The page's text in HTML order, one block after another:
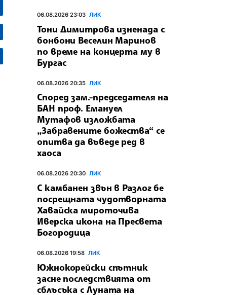
06.08.2026 23:03 ЛИК
Тони Димитрова изненада с
бонбони Веселин Маринов
по време на концерта му в
Бургас
06.08.2026 20:35 ЛИК
Според зам.-председателя на
БАН проф. Емануел
Мутафов изложбата
„Забравените божества“ се
опитва да въведе ред в
хаоса
06.08.2026 20:30 ЛИК
С камбанен звън в Разлог бе
посрещната чудотворната
Хавайска мироточива
Иверска икона на Пресвета
Богородица
06.08.2026 19:58 ЛИК
Южнокорейски спътник
засне последствията от
сблъсъка с Луната на